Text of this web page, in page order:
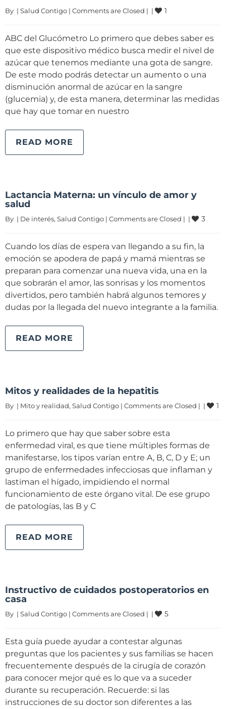
By | Salud Contigo | Comments are Closed | | 1
ABC del Glucómetro Lo primero que debes saber es
que este dispositivo médico busca medir el nivel de
azúcar que tenemos mediante una gota de sangre.
De este modo podrás detectar un aumento o una
disminución anormal de azúcar en la sangre
(glucemia) y, de esta manera, determinar las medidas
que hay que tomar en nuestro
READ MORE
Lactancia Materna: un vínculo de amor y
salud
By | De interés, Salud Contigo | Comments are Closed | | 3
Cuando los días de espera van llegando a su fin, la
emoción se apodera de papá y mamá mientras se
preparan para comenzar una nueva vida, una en la
que sobrarán el amor, las sonrisas y los momentos
divertidos, pero también habrá algunos temores y
dudas por la llegada del nuevo integrante a la familia.
READ MORE
Mitos y realidades de la hepatitis
By | Mito y realidad, Salud Contigo | Comments are Closed | | 1
Lo primero que hay que saber sobre esta
enfermedad viral, es que tiene múltiples formas de
manifestarse, los tipos varían entre A, B, C, D y E; un
grupo de enfermedades infecciosas que inflaman y
lastiman el hígado, impidiendo el normal
funcionamiento de este órgano vital. De ese grupo
de patologías, las B y C
READ MORE
Instructivo de cuidados postoperatorios en
casa
By | Salud Contigo | Comments are Closed | | 5
Esta guía puede ayudar a contestar algunas
preguntas que los pacientes y sus familias se hacen
frecuentemente después de la cirugía de corazón
para conocer mejor qué es lo que va a suceder
durante su recuperación. Recuerde: si las
instrucciones de su doctor son diferentes a las